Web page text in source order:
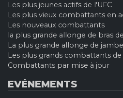
Les plus jeunes actifs de l'UFC
Les plus vieux combattants en
Les nouveaux combattants
la plus grande allonge de bras
La plus grande allonge de
Les plus grands combattants de
Combattants par mise à jour
EVÉNEMENTS